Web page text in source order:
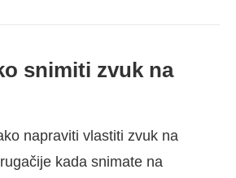
snimiti zvuk na
napraviti vlastiti zvuk na
kada snimate na